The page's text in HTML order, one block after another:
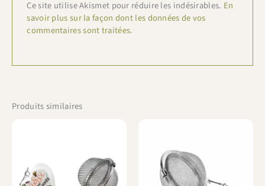
Ce site utilise Akismet pour réduire les indésirables. En
savoir plus sur la façon dont les données de vos
commentaires sont traitées.
Produits similaires